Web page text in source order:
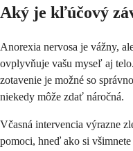
Aký je kľúčový
Anorexia nervosa je vážny,
ovplyvňuje vašu myseľ aj
zotavenie je možné so
niekedy môže zdať náročná.
Včasná intervencia výrazne
pomoci, hneď ako si